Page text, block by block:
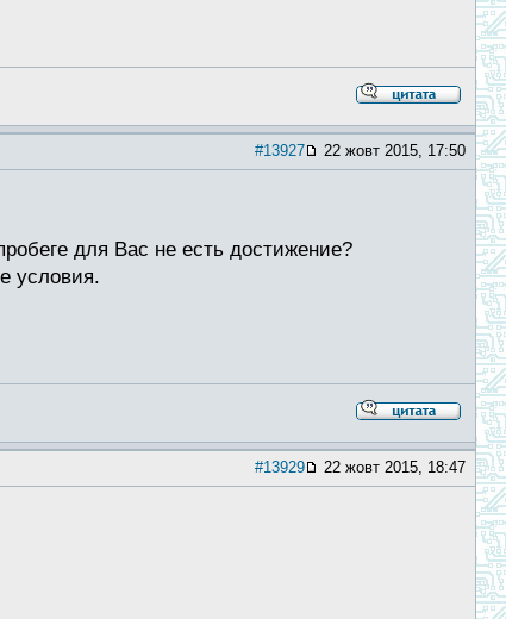
#13927 22 жовт 2015, 17:50
для Вас не есть достижение?
условия.
#13929 22 жовт 2015, 18:47